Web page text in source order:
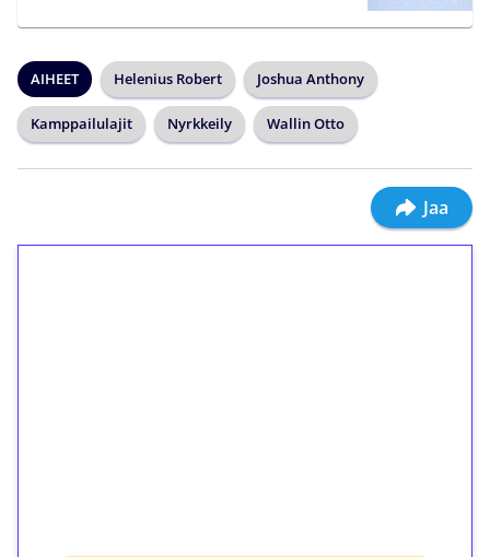
AIHEET Helenius Robert Joshua Anthony
Kamppailulajit Nyrkkeily Wallin Otto
Jaa